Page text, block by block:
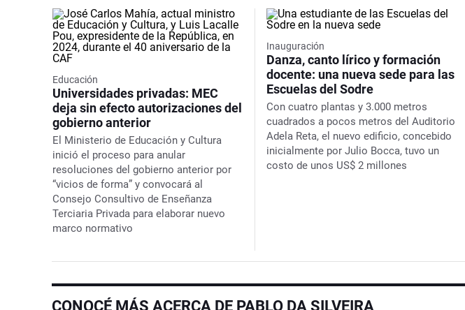
Educación
Universidades privadas: MEC
deja sin efecto autorizaciones del
gobierno anterior
El Ministerio de Educación y Cultura
inició el proceso para anular
resoluciones del gobierno anterior por
“vicios de forma” y convocará al
Consejo Consultivo de Enseñanza
Terciaria Privada para elaborar nuevo
marco normativo
Inauguración
Danza, canto lírico y formación
docente: una nueva sede para las
Escuelas del Sodre
Con cuatro plantas y 3.000 metros
cuadrados a pocos metros del Auditorio
Adela Reta, el nuevo edificio, concebido
inicialmente por Julio Bocca, tuvo un
costo de unos US$ 2 millones
CONOCÉ MÁS ACERCA DE PABLO DA SILVEIRA